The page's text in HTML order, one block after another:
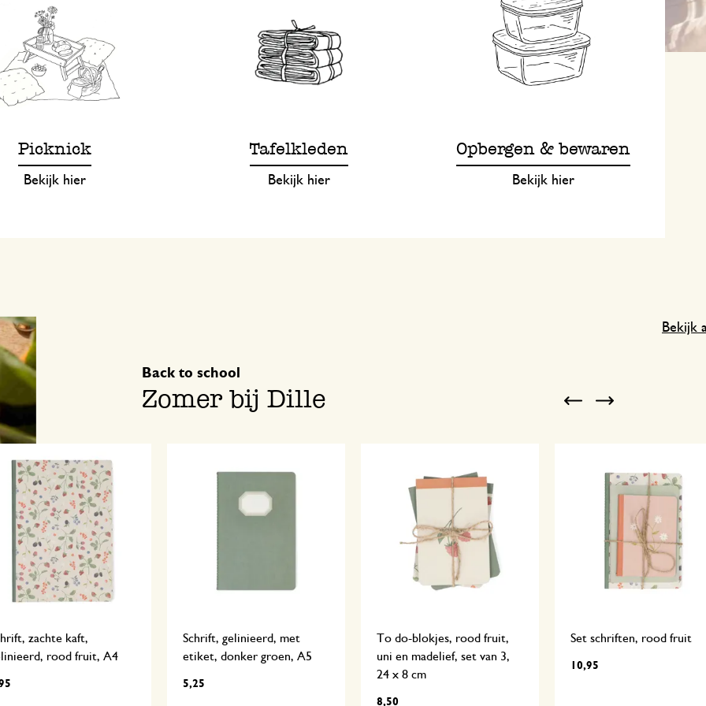
Picknick
Bekijk hier
Tafelkleden
Bekijk hier
Opbergen & bewaren
Bekijk hier
Bekijk
Back to school
Zomer bij Dille Previous
zachte kaft,
rood fruit, A4
Schrift, gelinieerd, met
etiket, donker groen, A5
5,25
To do-blokjes, rood fruit,
uni en madelief, set van 3,
24 x 8 cm
8,50
Set schriften, rood fruit
10,95